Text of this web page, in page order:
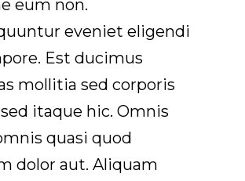
eum non.
eveniet eligendi
Est ducimus
mollitia sed corporis
itaque hic. Omnis
quasi quod
dolor aut. Aliquam